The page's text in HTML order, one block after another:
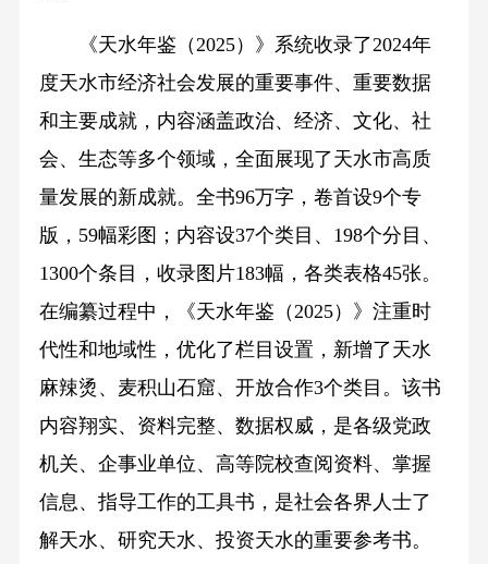
《天水年鉴（2025）》系统收录了2024年
度天水市经济社会发展的重要事件、重要数据
和主要成就，内容涵盖政治、经济、文化、社
会、生态等多个领域，全面展现了天水市高质
量发展的新成就。全书96万字，卷首设9个专
版，59幅彩图；内容设37个类目、198个分目、
1300个条目，收录图片183幅，各类表格45张。
在编纂过程中，《天水年鉴（2025）》注重时
代性和地域性，优化了栏目设置，新增了天水
麻辣烫、麦积山石窟、开放合作3个类目。该书
内容翔实、资料完整、数据权威，是各级党政
机关、企事业单位、高等院校查阅资料、掌握
信息、指导工作的工具书，是社会各界人士了
解天水、研究天水、投资天水的重要参考书。